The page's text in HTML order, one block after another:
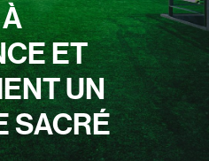
ET
UN
SACRÉ